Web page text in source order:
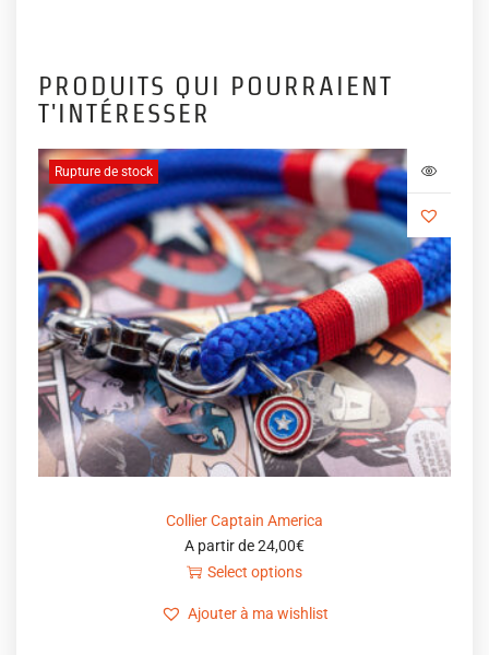
PRODUITS QUI POURRAIENT
T'INTÉRESSER
Rupture de stock
Collier Captain America
A partir de24,00€
Select options
Ajouter à ma wishlist